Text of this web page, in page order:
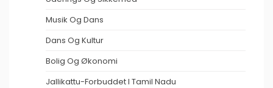
Musik Og Dans
Dans Og Kultur
Bolig Og Økonomi
Jallikattu-Forbuddet I Tamil Nadu